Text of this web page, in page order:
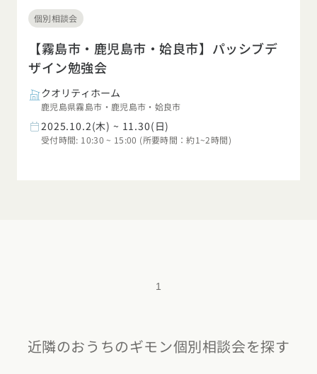
個別相談会
【霧島市・鹿児島市・姶良市】パッシブデ
ザイン勉強会
クオリティホーム
鹿児島県霧島市・鹿児島市・姶良市
2025.10.2(木) ~ 11.30(日)
受付時間: 10:30 ~ 15:00 (所要時間：約1~2時間)
1
近隣のおうちのギモン個別相談会を探す